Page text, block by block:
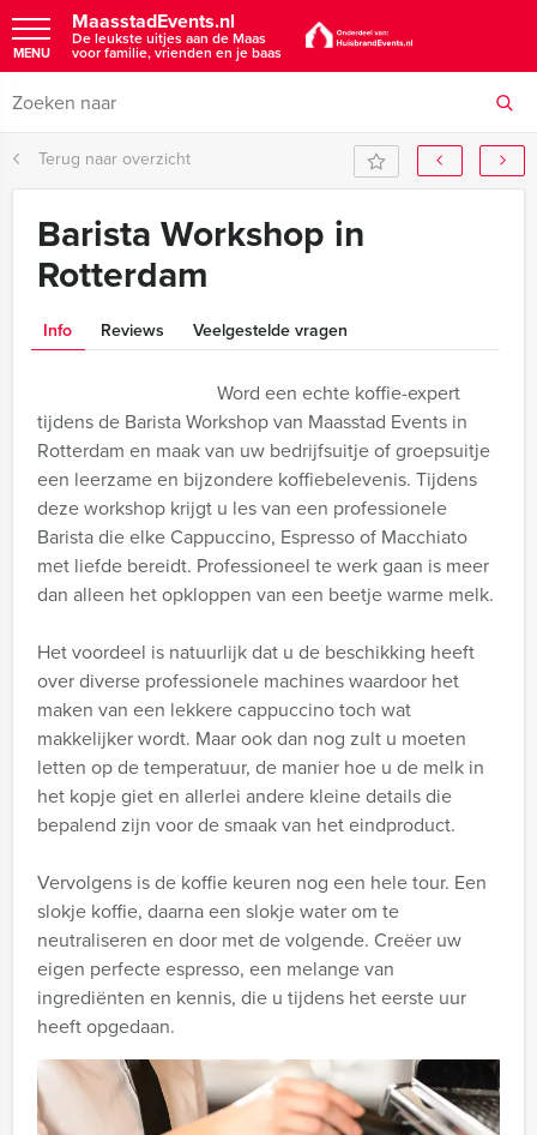
MaasstadEvents.nl
De leukste uitjes aan de Maas
voor familie, vrienden en je baas
MENU
Terug naar overzicht
Barista Workshop in
Rotterdam
Info Reviews Veelgestelde vragen
Word een echte koffie-expert
tijdens de Barista Workshop van Maasstad Events in
Rotterdam en maak van uw bedrijfsuitje of groepsuitje
een leerzame en bijzondere koffiebelevenis. Tijdens
deze workshop krijgt u les van een professionele
Barista die elke Cappuccino, Espresso of Macchiato
met liefde bereidt. Professioneel te werk gaan is meer
dan alleen het opkloppen van een beetje warme melk.
Het voordeel is natuurlijk dat u de beschikking heeft
over diverse professionele machines waardoor het
maken van een lekkere cappuccino toch wat
makkelijker wordt. Maar ook dan nog zult u moeten
letten op de temperatuur, de manier hoe u de melk in
het kopje giet en allerlei andere kleine details die
bepalend zijn voor de smaak van het eindproduct.
Vervolgens is de koffie keuren nog een hele tour. Een
slokje koffie, daarna een slokje water om te
neutraliseren en door met de volgende. Creëer uw
eigen perfecte espresso, een melange van
ingrediënten en kennis, die u tijdens het eerste uur
heeft opgedaan.